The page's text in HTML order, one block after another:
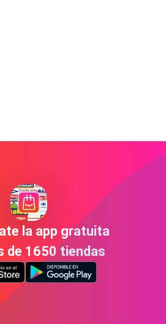
la app gratuita
de 1650 tiendas